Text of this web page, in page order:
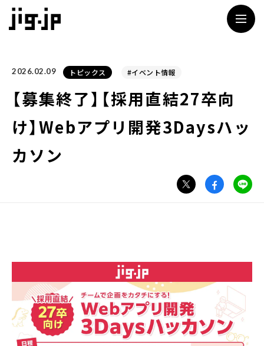
2026.02.09 トピックス #イベント情報
【募集終了】【採用直結27卒向
け】Webアプリ開発3Daysハッ
カソン